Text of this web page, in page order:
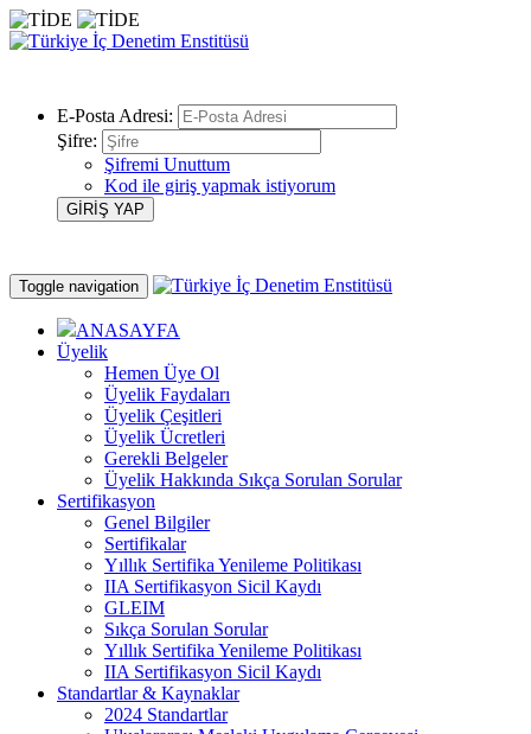
E-Posta Adresi:
Şifre:
Şifremi Unuttum
Kod ile giriş yapmak istiyorum
Toggle navigation
ANASAYFA
Üyelik
Hemen Üye Ol
Üyelik Faydaları
Üyelik Çeşitleri
Üyelik Ücretleri
Gerekli Belgeler
Üyelik Hakkında Sıkça Sorulan Sorular
Sertifikasyon
Genel Bilgiler
Sertifikalar
Yıllık Sertifika Yenileme Politikası
IIA Sertifikasyon Sicil Kaydı
GLEIM
Sıkça Sorulan Sorular
Yıllık Sertifika Yenileme Politikası
IIA Sertifikasyon Sicil Kaydı
Standartlar & Kaynaklar
2024 Standartlar